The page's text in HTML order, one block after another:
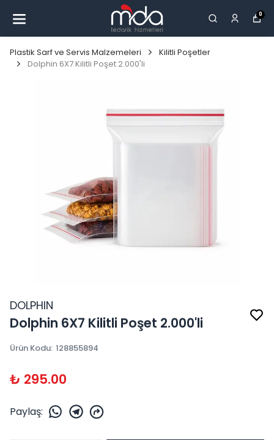
0
Plastik Sarf ve Servis Malzemeleri
Kilitli Poşetler
Dolphin 6X7 Kilitli Poşet 2.000'li
DOLPHIN
Dolphin 6X7 Kilitli Poşet 2.000'li
Ürün Kodu: 128855894
₺ 295.00
Paylaş: